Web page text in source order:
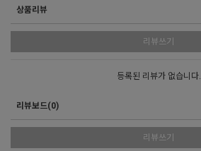
상품리뷰
리뷰쓰기
등록된 리뷰가 없습니다.
리뷰보드(0)
리뷰쓰기